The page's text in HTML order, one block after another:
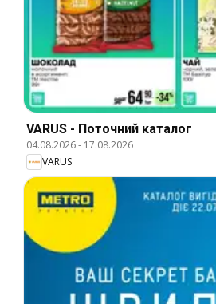
VARUS - Поточний каталог
04.08.2026- 17.08.2026
VARUS